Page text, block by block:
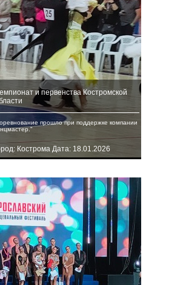
и первенства Костромской
прошло при поддержке компании
Кострома Дата: 18.01.2026